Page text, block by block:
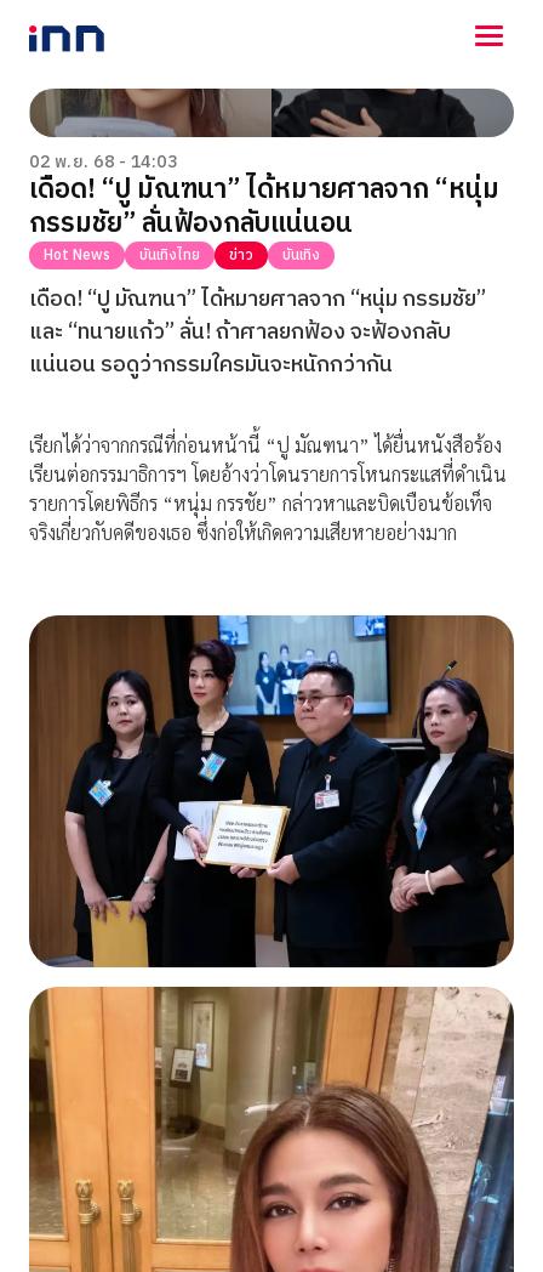
NEWS
ENTERTAINMENT
LIFESTYLE
HOROSCOPE
LOTTERY
VIDEO
ร่วมด้วยช่วยกัน
02 พ.ย. 68 - 14:03
เดือด! “ปู มัณฑนา” ได้หมายศาลจาก “หนุ่ม
กรรมชัย” ลั่นฟ้องกลับแน่นอน
Hot News บันเทิงไทย ข่าว บันเทิง
เดือด! “ปู มัณฑนา” ได้หมายศาลจาก “หนุ่ม กรรมชัย”
และ “ทนายแก้ว” ลั่น! ถ้าศาลยกฟ้อง จะฟ้องกลับ
แน่นอน รอดูว่ากรรมใครมันจะหนักกว่ากัน
เรียกได้ว่าจากกรณีที่ก่อนหน้านี้ “ปู มัณฑนา” ได้ยื่นหนังสือร้อง
เรียนต่อกรรมาธิการฯ โดยอ้างว่าโดนรายการโหนกระแสที่ดำเนิน
รายการโดยพิธีกร “หนุ่ม กรรชัย” กล่าวหาและบิดเบือนข้อเท็จ
จริงเกี่ยวกับคดีของเธอ ซึ่งก่อให้เกิดความเสียหายอย่างมาก